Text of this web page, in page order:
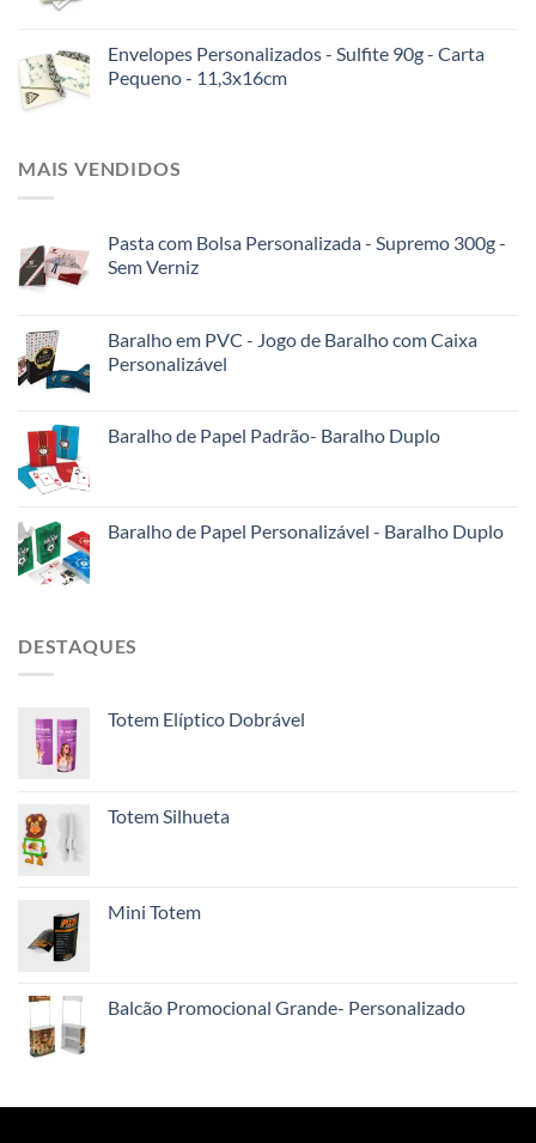
Envelopes Personalizados - Sulfite 90g - Carta
Pequeno - 11,3x16cm
MAIS VENDIDOS
Pasta com Bolsa Personalizada - Supremo 300g -
Sem Verniz
Baralho em PVC - Jogo de Baralho com Caixa
Personalizável
Baralho de Papel Padrão- Baralho Duplo
Baralho de Papel Personalizável - Baralho Duplo
DESTAQUES
Totem Elíptico Dobrável
Totem Silhueta
Mini Totem
Balcão Promocional Grande- Personalizado